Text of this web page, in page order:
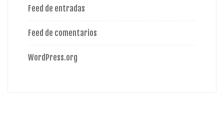
Feed de entradas
Feed de comentarios
WordPress.org